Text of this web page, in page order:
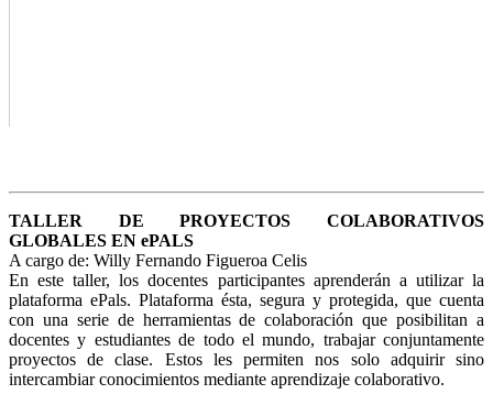
TALLER DE PROYECTOS COLABORATIVOS
GLOBALES EN ePALS
A cargo de: Willy Fernando Figueroa Celis
En este taller, los docentes participantes aprenderán a utilizar la
plataforma ePals. Plataforma ésta, segura y protegida, que cuenta
con una serie de herramientas de colaboración que posibilitan a
docentes y estudiantes de todo el mundo, trabajar conjuntamente
proyectos de clase. Estos les permiten nos solo adquirir sino
intercambiar conocimientos mediante aprendizaje colaborativo.